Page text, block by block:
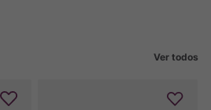
Ver todos